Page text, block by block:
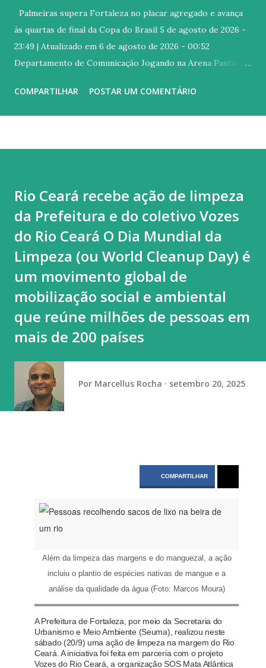
Palmeiras supera Fortaleza no placar agregado e avança
às quartas de final da Copa do Brasil 5 de agosto de 2026 -
23:49 | Atualizado em 6 de agosto de 2026 - 00:52
Departamento de Comunicação Jogando na Arena Pantanal,
por 3 a 2, nesta quarta-feira (05), em duelo válido pelo jogo
participação palmeirense na história da Copa do Brasil. Em
97 confrontos pela competição até hoje, o Verdão levou o
título quatro vezes, avançou de fase em 67 oportunidades ,
MARCAS INDIVIDUAIS > A comissão técnica portuguesa já
disputou 73 confrontos de mata-mata pelo Palmeiras
(obteve 51 class...
COMPARTILHAR POSTAR UM COMENTÁRIO
Rio Ceará recebe ação de limpeza
da Prefeitura e do coletivo Vozes
do Rio Ceará O Dia Mundial da
Limpeza (ou World Cleanup Day) é
um movimento global de
mobilização social e ambiental
que reúne milhões de pessoas em
mais de 200 países
Por Marcellus Rocha setembro 20, 2025
COMPARTILHAR
Além da limpeza das margens e do manguezal, a ação
incluiu o plantio de espécies nativas de mangue e a
análise da qualidade da água (Foto: Marcos Moura)
A Prefeitura de Fortaleza, por meio da Secretaria do
Urbanismo e Meio Ambiente (Seuma), realizou neste
sábado (20/9) uma ação de limpeza na margem do Rio
Ceará. A iniciativa foi feita em parceria com o projeto
Vozes do Rio Ceará, a organização SOS Mata Atlântica